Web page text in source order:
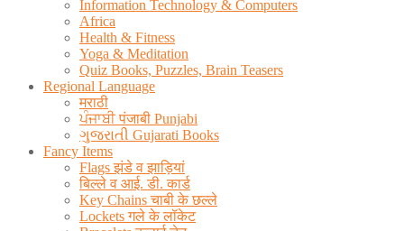
Information Technology & Computers
Africa
Health & Fitness
Yoga & Meditation
Quiz Books, Puzzles, Brain Teasers
Regional Language
मराठी
ਪੰਜਾਬੀ पंजाबी Punjabi
ગુજરાતી Gujarati Books
Fancy Items
Flags झंडे व झाड़ियां
बिल्ले व आई. डी. कार्ड
Key Chains चाबी के छल्ले
Lockets गले के लॉकेट